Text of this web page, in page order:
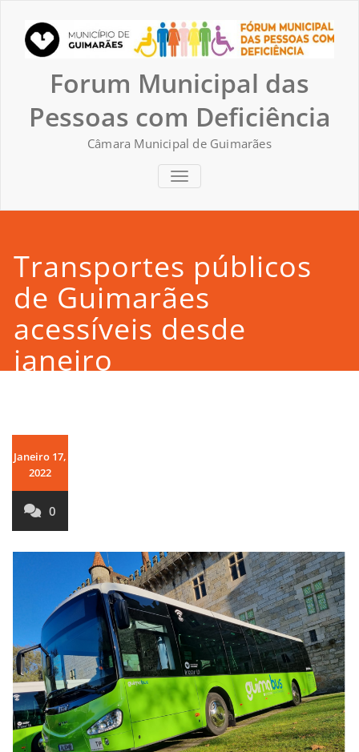
content
Forum Municipal das
Pessoas com Deficiência
Câmara Municipal de Guimarães
TOGGLE NAVIGATION
Transportes públicos
de Guimarães
acessíveis desde
janeiro
Janeiro 17,
2022
0